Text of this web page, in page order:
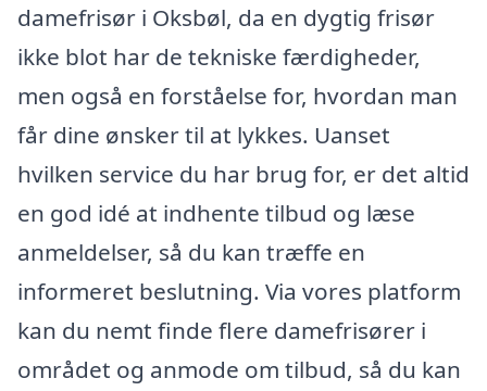
damefrisør i Oksbøl, da en dygtig frisør
ikke blot har de tekniske færdigheder,
men også en forståelse for, hvordan man
får dine ønsker til at lykkes. Uanset
hvilken service du har brug for, er det altid
en god idé at indhente tilbud og læse
anmeldelser, så du kan træffe en
informeret beslutning. Via vores platform
kan du nemt finde flere damefrisører i
området og anmode om tilbud, så du kan